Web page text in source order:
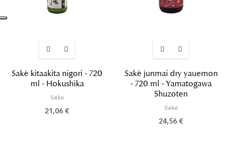
Sakè kitaakita nigori - 720
ml - Hokushika
Sake
21,06 €
Sakè junmai dry yauemon
- 720 ml - Yamatogawa
Shuzoten
Sake
24,56 €